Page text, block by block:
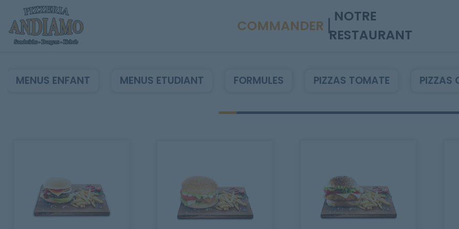
Contact
Mentions Légales
COMMANDER
NOTRE
RESTAURANT
MENUS ENFANT MENUS ETUDIANT FORMULES PIZZAS TOMATE PIZZAS